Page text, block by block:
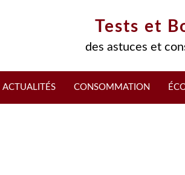
Tests et
des astuces et
ACTUALITÉS CONSOMMATION